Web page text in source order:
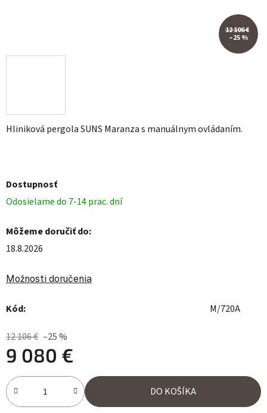
Hliniková pergola SUNS Maranza s manuálnym ovládaním.
Dostupnosť
Odosielame do 7-14 prac. dní
Môžeme doručiť do:
18.8.2026
Možnosti doručenia
Kód: M/720A
12 106 € –25 %
9 080 €
Jednotková cena:
DO KOŠÍKA
12 106 €
–25 %